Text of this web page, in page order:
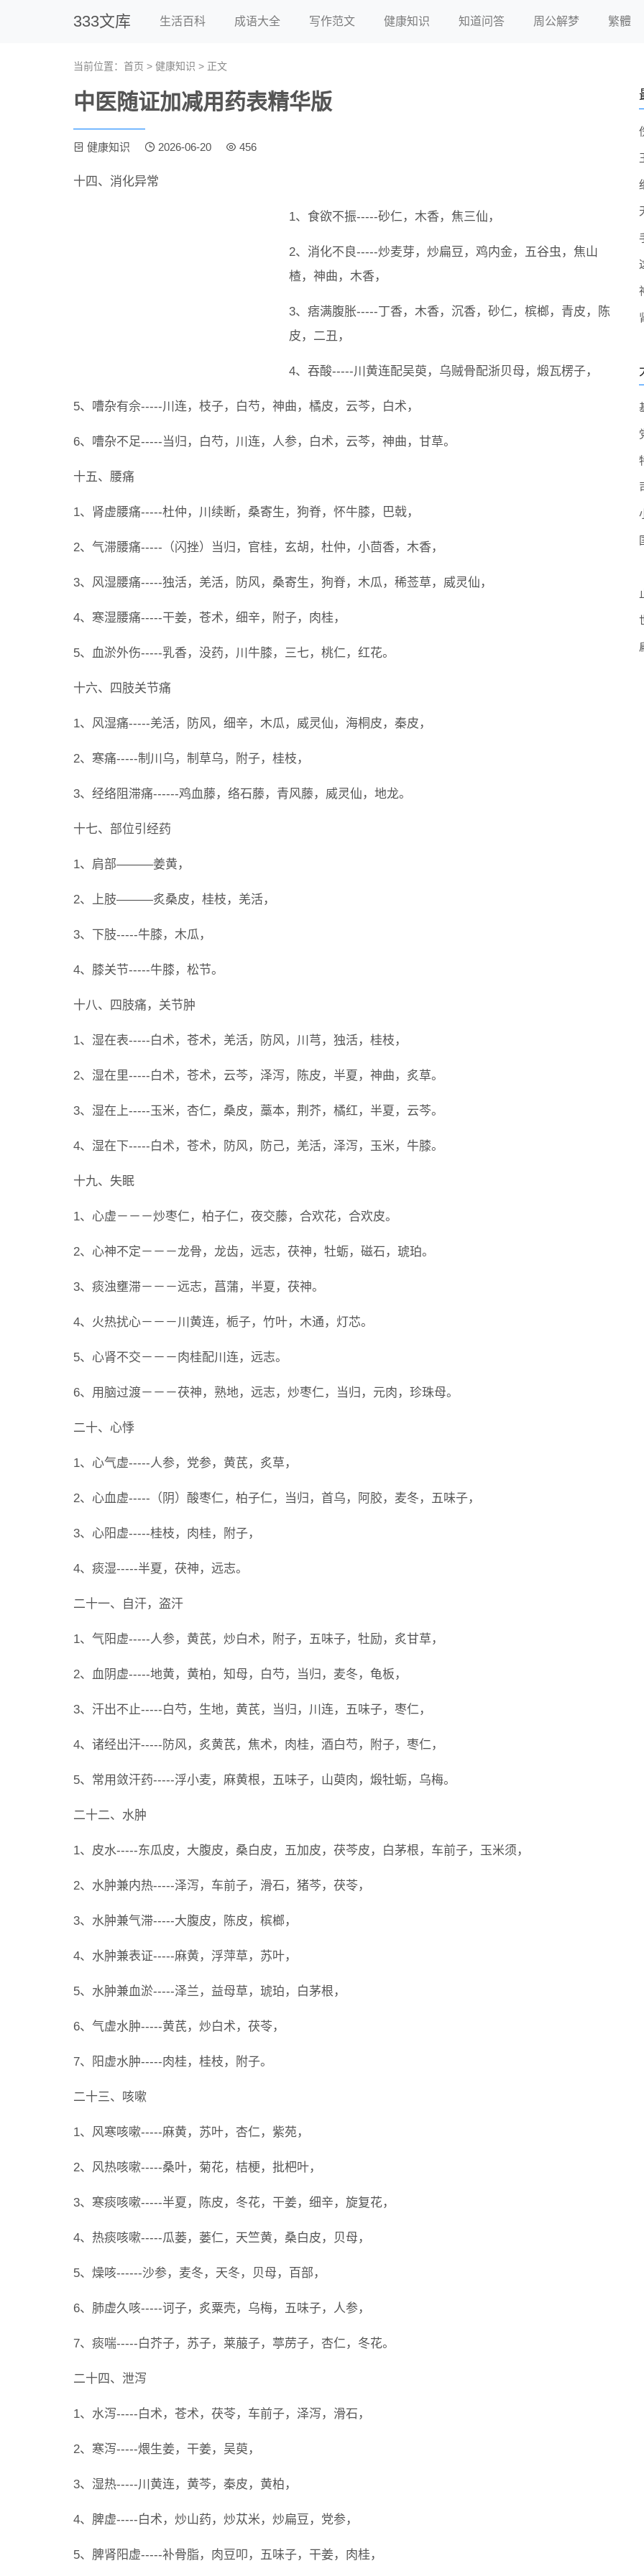
333文库 生活百科 成语大全 写作范文 健康知识 知道问答 周公解梦 繁體
当前位置： 首页 > 健康知识 > 正文
中医随证加减用药表精华版
健康知识 2026-06-20 456
十四、消化异常
1、食欲不振-----砂仁，木香，焦三仙，
2、消化不良-----炒麦芽，炒扁豆，鸡内金，五谷虫，焦山
楂，神曲，木香，
3、痞满腹胀-----丁香，木香，沉香，砂仁，槟榔，青皮，陈
皮，二丑，
4、吞酸-----川黄连配吴萸，乌贼骨配浙贝母，煅瓦楞子，
5、嘈杂有佘-----川连，枝子，白芍，神曲，橘皮，云芩，白术，
6、嘈杂不足-----当归，白芍，川连，人参，白术，云芩，神曲，甘草。
十五、腰痛
1、肾虚腰痛-----杜仲，川续断，桑寄生，狗脊，怀牛膝，巴戟，
2、气滞腰痛-----（闪挫）当归，官桂，玄胡，杜仲，小茴香，木香，
3、风湿腰痛-----独活，羌活，防风，桑寄生，狗脊，木瓜，稀莶草，威灵仙，
4、寒湿腰痛-----干姜，苍术，细辛，附子，肉桂，
5、血淤外伤-----乳香，没药，川牛膝，三七，桃仁，红花。
十六、四肢关节痛
1、风湿痛-----羌活，防风，细辛，木瓜，威灵仙，海桐皮，秦皮，
2、寒痛-----制川乌，制草乌，附子，桂枝，
3、经络阻滞痛------鸡血藤，络石藤，青风藤，威灵仙，地龙。
十七、部位引经药
1、肩部———姜黄，
2、上肢———炙桑皮，桂枝，羌活，
3、下肢-----牛膝，木瓜，
4、膝关节-----牛膝，松节。
十八、四肢痛，关节肿
1、湿在表-----白术，苍术，羌活，防风，川芎，独活，桂枝，
2、湿在里-----白术，苍术，云芩，泽泻，陈皮，半夏，神曲，炙草。
3、湿在上-----玉米，杏仁，桑皮，藁本，荆芥，橘红，半夏，云芩。
4、湿在下-----白术，苍术，防风，防己，羌活，泽泻，玉米，牛膝。
十九、失眠
1、心虚－－－炒枣仁，柏子仁，夜交藤，合欢花，合欢皮。
2、心神不定－－－龙骨，龙齿，远志，茯神，牡蛎，磁石，琥珀。
3、痰浊壅滞－－－远志，菖蒲，半夏，茯神。
4、火热扰心－－－川黄连，栀子，竹叶，木通，灯芯。
5、心肾不交－－－肉桂配川连，远志。
6、用脑过渡－－－茯神，熟地，远志，炒枣仁，当归，元肉，珍珠母。
二十、心悸
1、心气虚-----人参，党参，黄芪，炙草，
2、心血虚-----（阴）酸枣仁，柏子仁，当归，首乌，阿胶，麦冬，五味子，
3、心阳虚-----桂枝，肉桂，附子，
4、痰湿-----半夏，茯神，远志。
二十一、自汗，盗汗
1、气阳虚-----人参，黄芪，炒白术，附子，五味子，牡励，炙甘草，
2、血阴虚-----地黄，黄柏，知母，白芍，当归，麦冬，龟板，
3、汗出不止-----白芍，生地，黄芪，当归，川连，五味子，枣仁，
4、诸经出汗-----防风，炙黄芪，焦术，肉桂，酒白芍，附子，枣仁，
5、常用敛汗药-----浮小麦，麻黄根，五味子，山萸肉，煅牡蛎，乌梅。
二十二、水肿
1、皮水-----东瓜皮，大腹皮，桑白皮，五加皮，茯芩皮，白茅根，车前子，玉米须，
2、水肿兼内热-----泽泻，车前子，滑石，猪芩，茯苓，
3、水肿兼气滞-----大腹皮，陈皮，槟榔，
4、水肿兼表证-----麻黄，浮萍草，苏叶，
5、水肿兼血淤-----泽兰，益母草，琥珀，白茅根，
6、气虚水肿-----黄芪，炒白术，茯苓，
7、阳虚水肿-----肉桂，桂枝，附子。
二十三、咳嗽
1、风寒咳嗽-----麻黄，苏叶，杏仁，紫苑，
2、风热咳嗽-----桑叶，菊花，桔梗，批杷叶，
3、寒痰咳嗽-----半夏，陈皮，冬花，干姜，细辛，旋复花，
4、热痰咳嗽-----瓜蒌，蒌仁，天竺黄，桑白皮，贝母，
5、燥咳------沙参，麦冬，天冬，贝母，百部，
6、肺虚久咳-----诃子，炙粟壳，乌梅，五味子，人参，
7、痰喘-----白芥子，苏子，莱菔子，葶苈子，杏仁，冬花。
二十四、泄泻
1、水泻-----白术，苍术，茯苓，车前子，泽泻，滑石，
2、寒泻-----煨生姜，干姜，吴萸，
3、湿热-----川黄连，黄芩，秦皮，黄柏，
4、脾虚-----白术，炒山药，炒苁米，炒扁豆，党参，
5、脾肾阳虚-----补骨脂，肉豆叩，五味子，干姜，肉桂，